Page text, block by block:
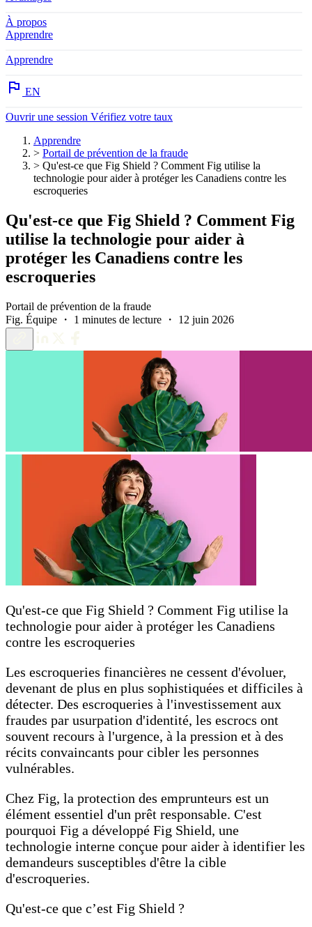
À propos
Apprendre
Apprendre
EN
Ouvrir une session Vérifiez votre taux
Apprendre
> Portail de prévention de la fraude
> Qu'est-ce que Fig Shield ? Comment Fig utilise la
technologie pour aider à protéger les Canadiens contre les
escroqueries
Qu'est-ce que Fig Shield ? Comment Fig
utilise la technologie pour aider à
protéger les Canadiens contre les
escroqueries
Portail de prévention de la fraude
Fig. Équipe ・ 1 minutes de lecture ・ 12 juin 2026
Qu'est-ce que Fig Shield ? Comment Fig utilise la
technologie pour aider à protéger les Canadiens
contre les escroqueries
Les escroqueries financières ne cessent d'évoluer,
devenant de plus en plus sophistiquées et difficiles à
détecter. Des escroqueries à l'investissement aux
fraudes par usurpation d'identité, les escrocs ont
souvent recours à l'urgence, à la pression et à des
récits convaincants pour cibler les personnes
vulnérables.
Chez Fig, la protection des emprunteurs est un
élément essentiel d'un prêt responsable. C'est
pourquoi Fig a développé Fig Shield, une
technologie interne conçue pour aider à identifier les
demandeurs susceptibles d'être la cible
d'escroqueries.
Qu'est-ce que c’est Fig Shield ?